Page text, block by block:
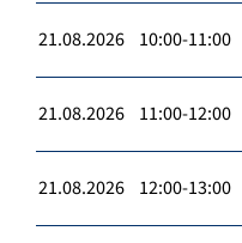
21.08.2026 10:00-11:00
21.08.2026 11:00-12:00
21.08.2026 12:00-13:00